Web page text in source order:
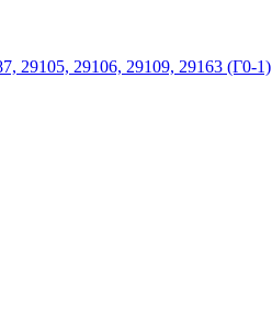
29105, 29106, 29109, 29163 (Г0-1)